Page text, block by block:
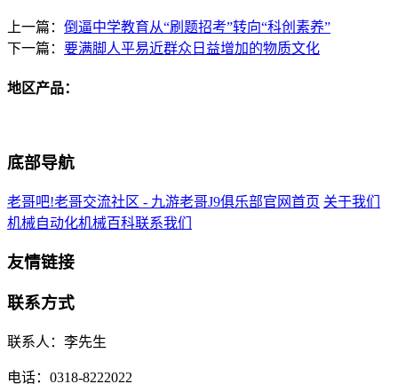
上一篇： 倒逼中学教育从“刷题招考”转向“科创素养”
下一篇： 要满脚人平易近群众日益增加的物质文化
地区产品：
底部导航
老哥吧!老哥交流社区 - 九游老哥J9俱乐部官网首页 关于我们
机械自动化机械百科联系我们
友情链接
联系方式
联系人：李先生
电话：0318-8222022